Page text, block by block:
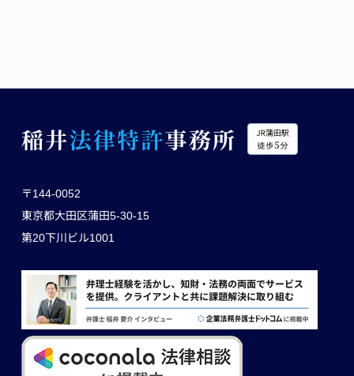
〒144-0052
東京都大田区蒲田5-30-15
第20下川ビル1001